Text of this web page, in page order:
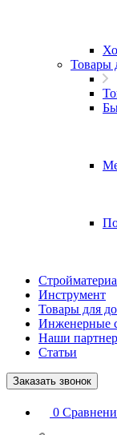
Товары
Инструмент
Товары для
Инженерные
Наши
Статьи
Заказать звонок
0